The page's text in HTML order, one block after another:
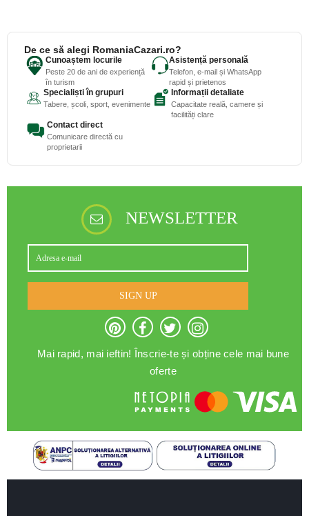
De ce să alegi RomaniaCazari.ro?
Cunoaștem locurile
Peste 20 de ani de experiență
în turism
Asistență personală
Telefon, e-mail și WhatsApp
rapid și prietenos
Specialiști în grupuri
Tabere, școli, sport, evenimente
Informații detaliate
Capacitate reală, camere și
facilități clare
Contact direct
Comunicare directă cu
proprietarii
NEWSLETTER
SIGN UP
Mai rapid, mai ieftin! Înscrie-te și obține cele mai bune
oferte